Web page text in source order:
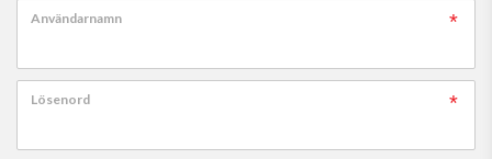
Användarnamn
Lösenord